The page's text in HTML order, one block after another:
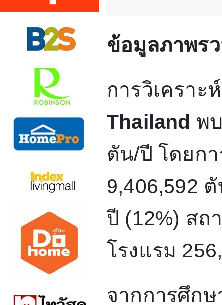
ข้อมูลภาพร
การวิเครา
Thailand พ
ตัน/ปี โดยก
9,406,592 ตั
ปี (12%) สถ
โรงแรม
จากการศึก